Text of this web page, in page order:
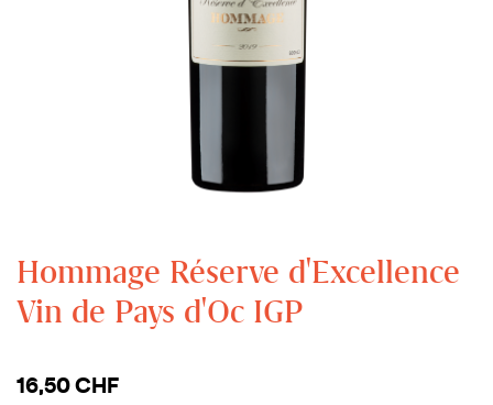
Hommage Réserve d'Excellence
Vin de Pays d'Oc IGP
16,50 CHF